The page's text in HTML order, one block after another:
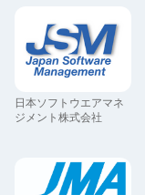
日本ソフトウエアマネ
ジメント株式会社